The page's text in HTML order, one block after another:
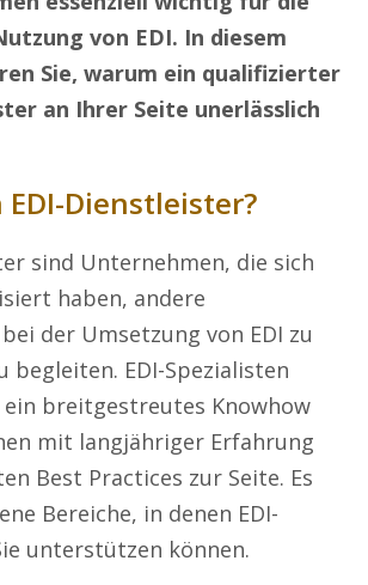
von EDI. In diesem
Sie, warum ein qualifizierter
an Ihrer Seite unerlässlich
Dienstleister?
sind Unternehmen, die sich
haben, andere
der Umsetzung von EDI zu
begleiten. EDI-Spezialisten
breitgestreutes Knowhow
mit langjähriger Erfahrung
Best Practices zur Seite. Es
Bereiche, in denen EDI-
unterstützen können.